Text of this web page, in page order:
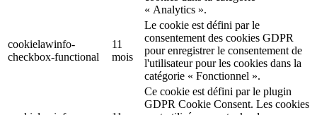
« Analytics ».
cookielawinfo-
checkbox-functional
11
mois
Le cookie est défini par le
consentement des cookies GDPR
pour enregistrer le consentement de
l'utilisateur pour les cookies dans la
catégorie « Fonctionnel ».
Ce cookie est défini par le plugin
GDPR Cookie Consent. Les cookies